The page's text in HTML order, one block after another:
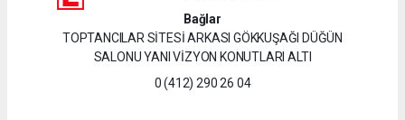
Bağlar
TOPTANCILAR SİTESİ ARKASI GÖKKUŞAĞI DÜĞÜN
SALONU YANI VİZYON KONUTLARI ALTI
0 (412) 290 26 04